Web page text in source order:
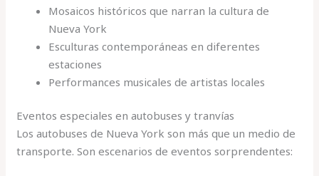
Mosaicos históricos que narran la cultura de
Nueva York
Esculturas contemporáneas en diferentes
estaciones
Performances musicales de artistas locales
Eventos especiales en autobuses y tranvías
Los autobuses de Nueva York son más que un medio de
transporte. Son escenarios de eventos sorprendentes: